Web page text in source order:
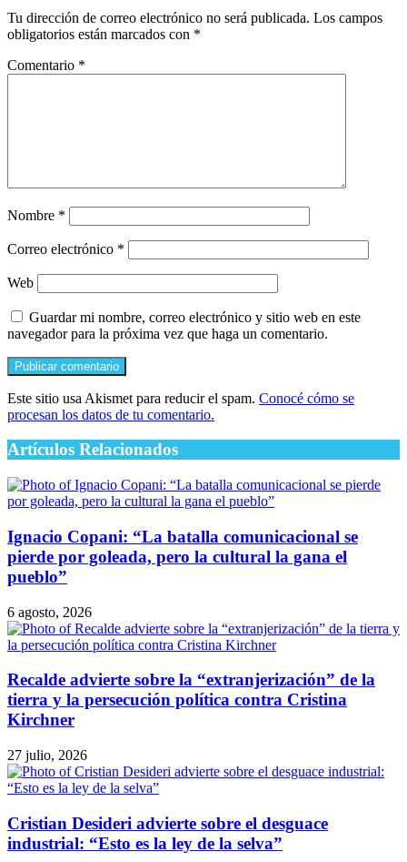
Tu dirección de correo electrónico no será publicada. Los campos
obligatorios están marcados con *
Comentario *
Nombre *
Correo electrónico *
Web
Guardar mi nombre, correo electrónico y sitio web en este
navegador para la próxima vez que haga un comentario.
Este sitio usa Akismet para reducir el spam. Conocé cómo se
procesan los datos de tu comentario.
Artículos Relacionados
Ignacio Copani: “La batalla comunicacional se
pierde por goleada, pero la cultural la gana el
pueblo”
6 agosto, 2026
Recalde advierte sobre la “extranjerización” de la
tierra y la persecución política contra Cristina
Kirchner
27 julio, 2026
Cristian Desideri advierte sobre el desguace
industrial: “Esto es la ley de la selva”